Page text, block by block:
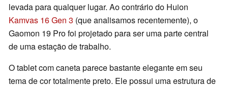
levada para qualquer lugar. Ao contrário do Huion
Kamvas 16 Gen 3 (que analisamos recentemente), o
Gaomon 19 Pro foi projetado para ser uma parte central
de uma estação de trabalho.
O tablet com caneta parece bastante elegante em seu
tema de cor totalmente preto. Ele possui uma estrutura de